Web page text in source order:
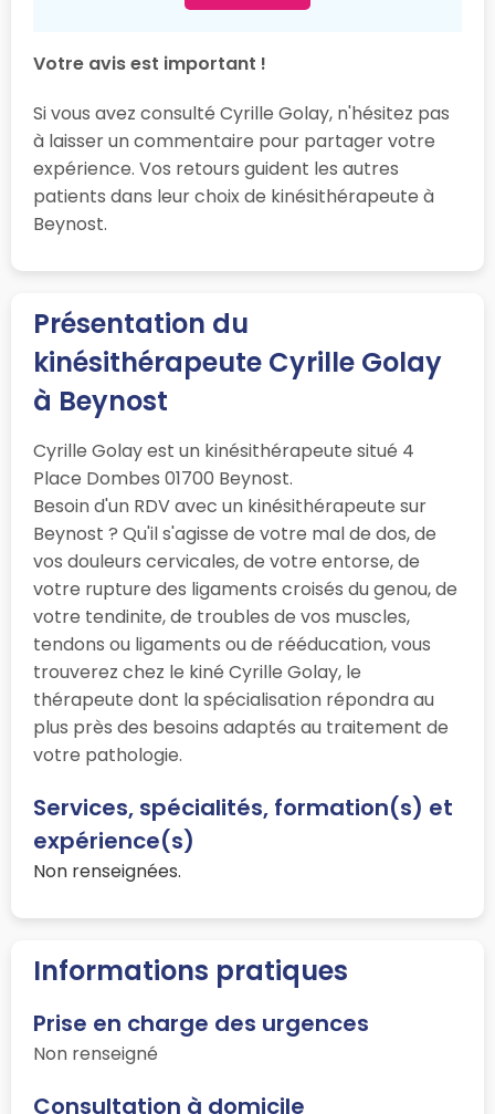
Votre avis est important !
Si vous avez consulté Cyrille Golay, n'hésitez pas
à laisser un commentaire pour partager votre
expérience. Vos retours guident les autres
patients dans leur choix de kinésithérapeute à
Beynost.
Présentation du
kinésithérapeute Cyrille Golay
à Beynost
Cyrille Golay est un kinésithérapeute situé 4
Place Dombes 01700 Beynost.
Besoin d'un RDV avec un kinésithérapeute sur
Beynost ? Qu'il s'agisse de votre mal de dos, de
vos douleurs cervicales, de votre entorse, de
votre rupture des ligaments croisés du genou, de
votre tendinite, de troubles de vos muscles,
tendons ou ligaments ou de rééducation, vous
trouverez chez le kiné Cyrille Golay, le
thérapeute dont la spécialisation répondra au
plus près des besoins adaptés au traitement de
votre pathologie.
Services, spécialités, formation(s) et
expérience(s)
Non renseignées.
Informations pratiques
Prise en charge des urgences
Non renseigné
Consultation à domicile